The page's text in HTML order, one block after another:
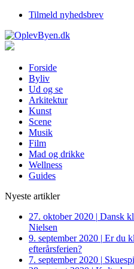
Tilmeld nyhedsbrev
Forside
Byliv
Ud og se
Arkitektur
Kunst
Scene
Musik
Film
Mad og drikke
Wellness
Guides
Nyeste artikler
27. oktober 2020 | Dansk
Nielsen
9. september 2020 | Er du
efterårsferien?
7. september 2020 |